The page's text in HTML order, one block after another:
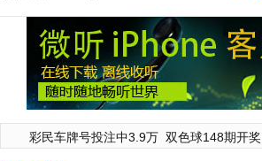
彩民车牌号投注中3.9万 双色球148期开